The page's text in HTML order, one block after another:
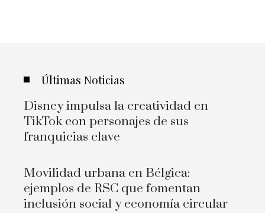
Últimas Noticias
Disney impulsa la creatividad en
TikTok con personajes de sus
franquicias clave
Movilidad urbana en Bélgica:
ejemplos de RSC que fomentan
inclusión social y economía circular